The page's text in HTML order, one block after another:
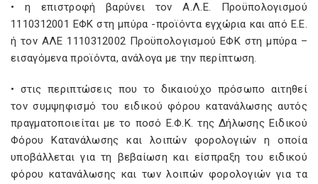
• η επιστροφή βαρύνει τον Α.Λ.Ε. Προϋπολογισμού
1110312001 ΕΦΚ στη μπύρα -προϊόντα εγχώρια και από Ε.Ε.
ή τον ΑΛΕ 1110312002 Προϋπολογισμού ΕΦΚ στη μπύρα –
εισαγόμενα προϊόντα, ανάλογα με την περίπτωση.
• στις περιπτώσεις που το δικαιούχο πρόσωπο αιτηθεί
τον συμψηφισμό του ειδικού φόρου κατανάλωσης αυτός
πραγματοποιείται με το ποσό Ε.Φ.Κ. της Δήλωσης Ειδικού
Φόρου Κατανάλωσης και λοιπών φορολογιών η οποία
υποβάλλεται για τη βεβαίωση και είσπραξη του ειδικού
φόρου κατανάλωσης και των λοιπών φορολογιών για τα